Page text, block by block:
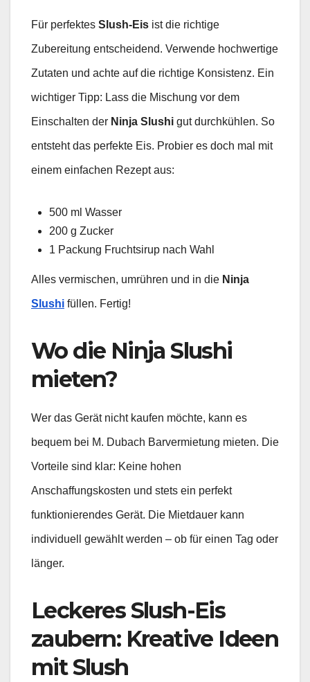
Für perfektes Slush-Eis ist die richtige
Zubereitung entscheidend. Verwende hochwertige
Zutaten und achte auf die richtige Konsistenz. Ein
wichtiger Tipp: Lass die Mischung vor dem
Einschalten der Ninja Slushi gut durchkühlen. So
entsteht das perfekte Eis. Probier es doch mal mit
einem einfachen Rezept aus:
500 ml Wasser
200 g Zucker
1 Packung Fruchtsirup nach Wahl
Alles vermischen, umrühren und in die Ninja
Slushi füllen. Fertig!
Wo die Ninja Slushi
mieten?
Wer das Gerät nicht kaufen möchte, kann es
bequem bei M. Dubach Barvermietung mieten. Die
Vorteile sind klar: Keine hohen
Anschaffungskosten und stets ein perfekt
funktionierendes Gerät. Die Mietdauer kann
individuell gewählt werden – ob für einen Tag oder
länger.
Leckeres Slush-Eis
zaubern: Kreative Ideen
mit Slush